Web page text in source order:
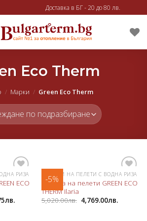
Доставка в БГ - 20 до 80 лв.
Eco Therm
/ Марки / Green Eco Therm
Добави
в
РИЗА
ECO
лв.
-5%
Добави
в
КАМИНИ НА ПЕЛЕТИ С ВОДНА РИЗА
Камина на пелети GREEN ECO
THERM Ilaria
5,020.00лв. 4,769.00лв.